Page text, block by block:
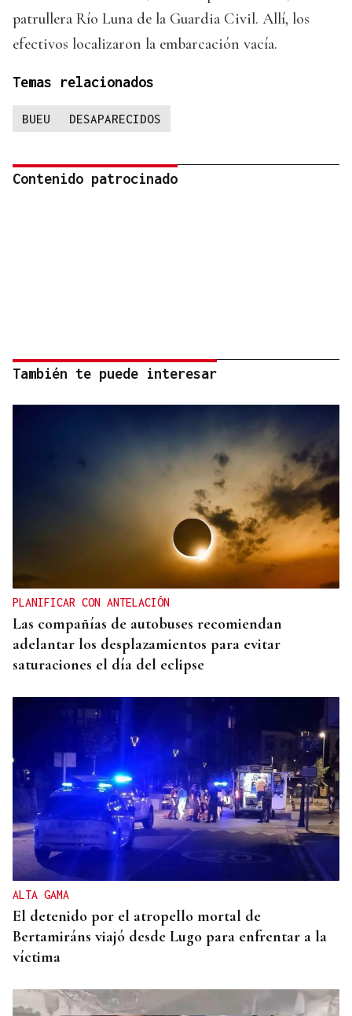
patrullera Río Luna de la Guardia Civil. Allí, los
efectivos localizaron la embarcación vacía.
Temas relacionados
BUEU DESAPARECIDOS
Contenido patrocinado
También te puede interesar
PLANIFICAR CON ANTELACIÓN
Las compañías de autobuses recomiendan
adelantar los desplazamientos para evitar
saturaciones el día del eclipse
ALTA GAMA
El detenido por el atropello mortal de
Bertamiráns viajó desde Lugo para enfrentar a la
víctima